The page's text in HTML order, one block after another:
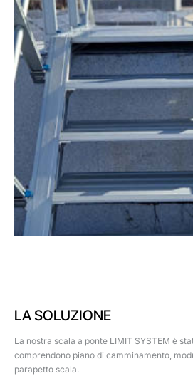
LA SOLUZIONE
La nostra scala a ponte LIMIT SYSTEM è
comprendono piano di camminamento,
parapetto scala.